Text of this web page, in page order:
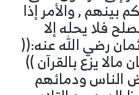
بينهم , والأمر إذا
فلا يحله إلا
رضي الله عنه:((
مالا يزع بالقرآن ))
الناس ودمائهم